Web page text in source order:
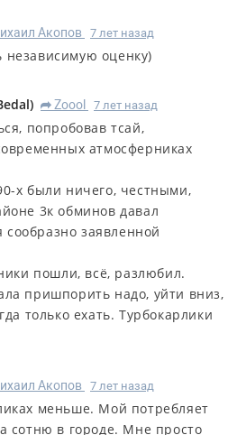
Акопов 7 лет назад
независимую оценку)
) R Zoool 7 лет назад
попробовав тсай,
атмосферниках
х были ничего, честными,
3к обминов давал
заявленной
пошли, всё, разлюбил.
пришпорить надо, уйти вниз,
только ехать. Турбокарлики
Акопов 7 лет назад
меньше. Мой потребляет
сотню в городе. Мне просто